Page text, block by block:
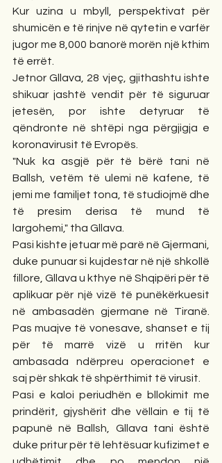
Kur uzina u mbyll, perspektivat për
shumicën e të rinjve në qytetin e varfër
jugor me 8,000 banorë morën një kthim
të errët.
Jetnor Gllava, 28 vjeç, gjithashtu ishte
shikuar jashtë vendit për të siguruar
jetesën, por ishte detyruar të
qëndronte në shtëpi nga përgjigja e
koronavirusit të Evropës.
"Nuk ka asgjë për të bërë tani në
Ballsh, vetëm të ulemi në kafene, të
jemi me familjet tona, të studiojmë dhe
të presim derisa të mund të
largohemi," tha Gllava.
Pasi kishte jetuar më parë në Gjermani,
duke punuar si kujdestar në një shkollë
fillore, Gllava u kthye në Shqipëri për të
aplikuar për një vizë të punëkërkuesit
në ambasadën gjermane në Tiranë.
Pas muajve të vonesave, shanset e tij
për të marrë vizë u rritën kur
ambasada ndërpreu operacionet e
saj për shkak të shpërthimit të virusit.
Pasi e kaloi periudhën e bllokimit me
prindërit, gjyshërit dhe vëllain e tij të
papunë në Ballsh, Gllava tani është
duke pritur për të lehtësuar kufizimet e